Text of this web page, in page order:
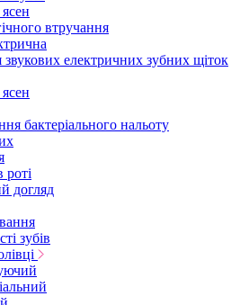
втручання
електричних зубних щіток
бактеріального нальоту
роті
догляд
зубів